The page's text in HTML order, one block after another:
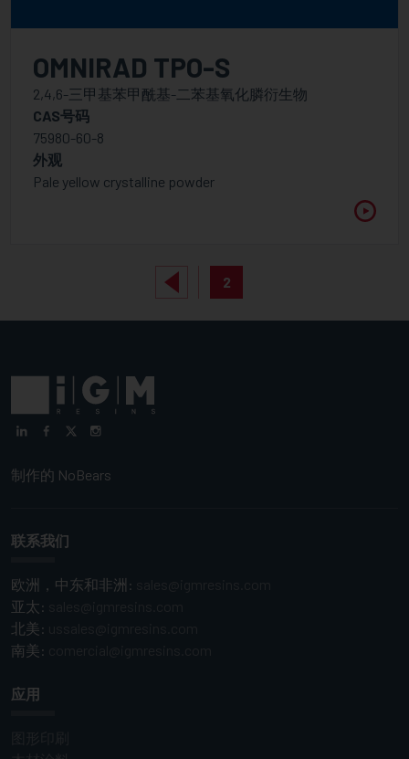
OMNIRAD TPO-S
2,4,6-三甲基苯甲酰基-二苯基氧化膦衍生物
CAS号码
75980-60-8
外观
Pale yellow crystalline powder
2
制作的 NoBears
联系我们
欧洲，中东和非洲:
亚太:
北美:
南美:
应用